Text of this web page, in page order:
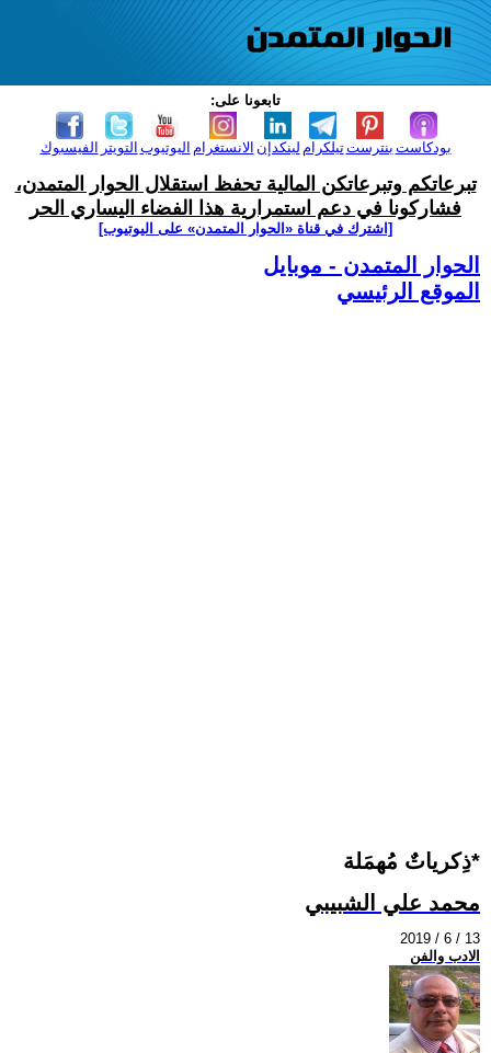
تابعونا على:
الفيسبوك التويتر اليوتيوب الانستغرام لينكدإن تيلكرامبنترست بودكاست
تبرعاتكم وتبرعاتكن المالية تحفظ استقلال الحوار المتمدن،
فشاركونا في دعم استمرارية هذا الفضاء اليساري الحر
[اشترك في قناة ‫«الحوار المتمدن» على اليوتيوب]
الحوار المتمدن - موبايل
الموقع الرئيسي
ذِكرياتٌ مُهمَلة*
محمد علي الشبيبي
2019 / 6 / 13
الادب والفن